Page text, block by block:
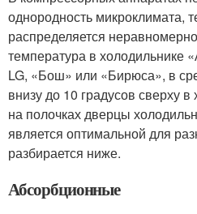
однородность микроклимата,
распределяется
температура в холодильнике
LG, «Бош» или «Бирюса», в
внизу до 10 градусов сверху
на полочках дверцы
является оптимальной для
разбирается ниже.
Абсорбционные